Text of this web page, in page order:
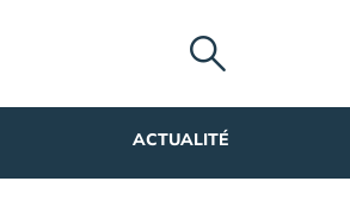
ACTUALITÉ